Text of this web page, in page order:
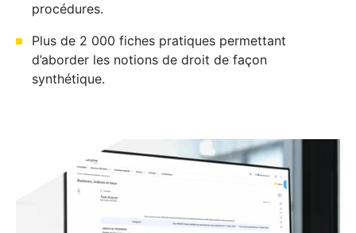
procédures.
Plus de 2 000 fiches pratiques permettant
d’aborder les notions de droit de façon
synthétique.